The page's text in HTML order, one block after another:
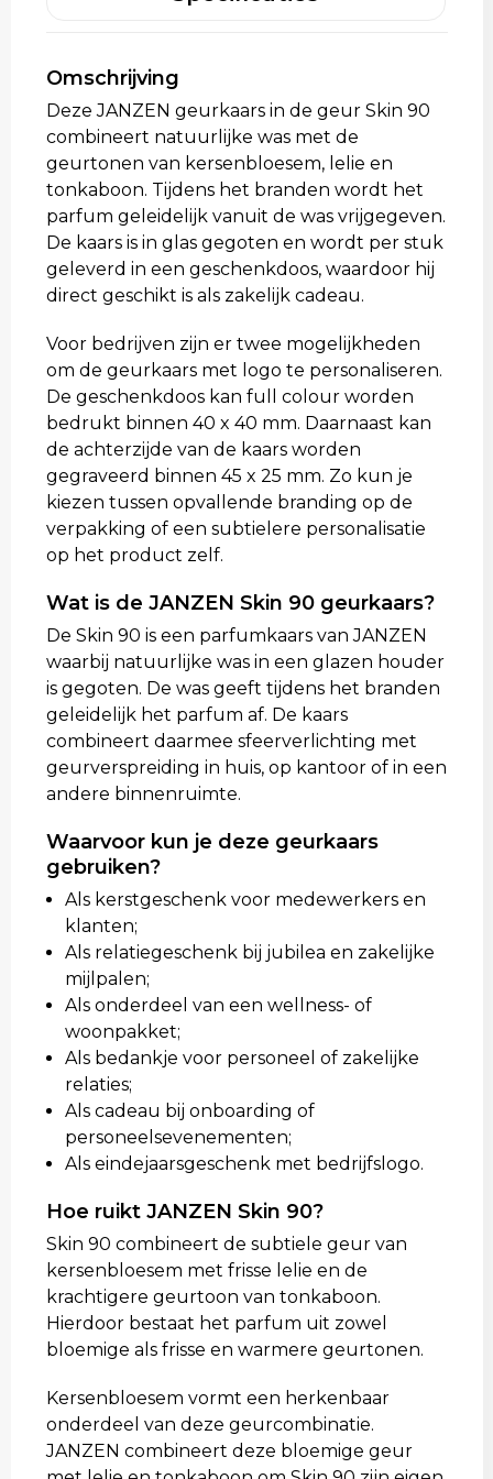
Trolleys
Omschrijving
Deze JANZEN geurkaars in de geur Skin 90
combineert natuurlijke was met de
geurtonen van kersenbloesem, lelie en
tonkaboon. Tijdens het branden wordt het
parfum geleidelijk vanuit de was vrijgegeven.
De kaars is in glas gegoten en wordt per stuk
geleverd in een geschenkdoos, waardoor hij
direct geschikt is als zakelijk cadeau.
Voor bedrijven zijn er twee mogelijkheden
om de geurkaars met logo te personaliseren.
De geschenkdoos kan full colour worden
bedrukt binnen 40 x 40 mm. Daarnaast kan
de achterzijde van de kaars worden
gegraveerd binnen 45 x 25 mm. Zo kun je
kiezen tussen opvallende branding op de
verpakking of een subtielere personalisatie
op het product zelf.
Wat is de JANZEN Skin 90 geurkaars?
De Skin 90 is een parfumkaars van JANZEN
waarbij natuurlijke was in een glazen houder
is gegoten. De was geeft tijdens het branden
geleidelijk het parfum af. De kaars
combineert daarmee sfeerverlichting met
geurverspreiding in huis, op kantoor of in een
andere binnenruimte.
Waarvoor kun je deze geurkaars
gebruiken?
Als kerstgeschenk voor medewerkers en
klanten;
Als relatiegeschenk bij jubilea en zakelijke
mijlpalen;
Als onderdeel van een wellness- of
woonpakket;
Als bedankje voor personeel of zakelijke
relaties;
Als cadeau bij onboarding of
personeelsevenementen;
Als eindejaarsgeschenk met bedrijfslogo.
Hoe ruikt JANZEN Skin 90?
Skin 90 combineert de subtiele geur van
kersenbloesem met frisse lelie en de
krachtigere geurtoon van tonkaboon.
Hierdoor bestaat het parfum uit zowel
bloemige als frisse en warmere geurtonen.
Kersenbloesem vormt een herkenbaar
onderdeel van deze geurcombinatie.
JANZEN combineert deze bloemige geur